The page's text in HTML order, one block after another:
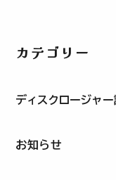
カテゴリー
ディスクロージャ
お知らせ